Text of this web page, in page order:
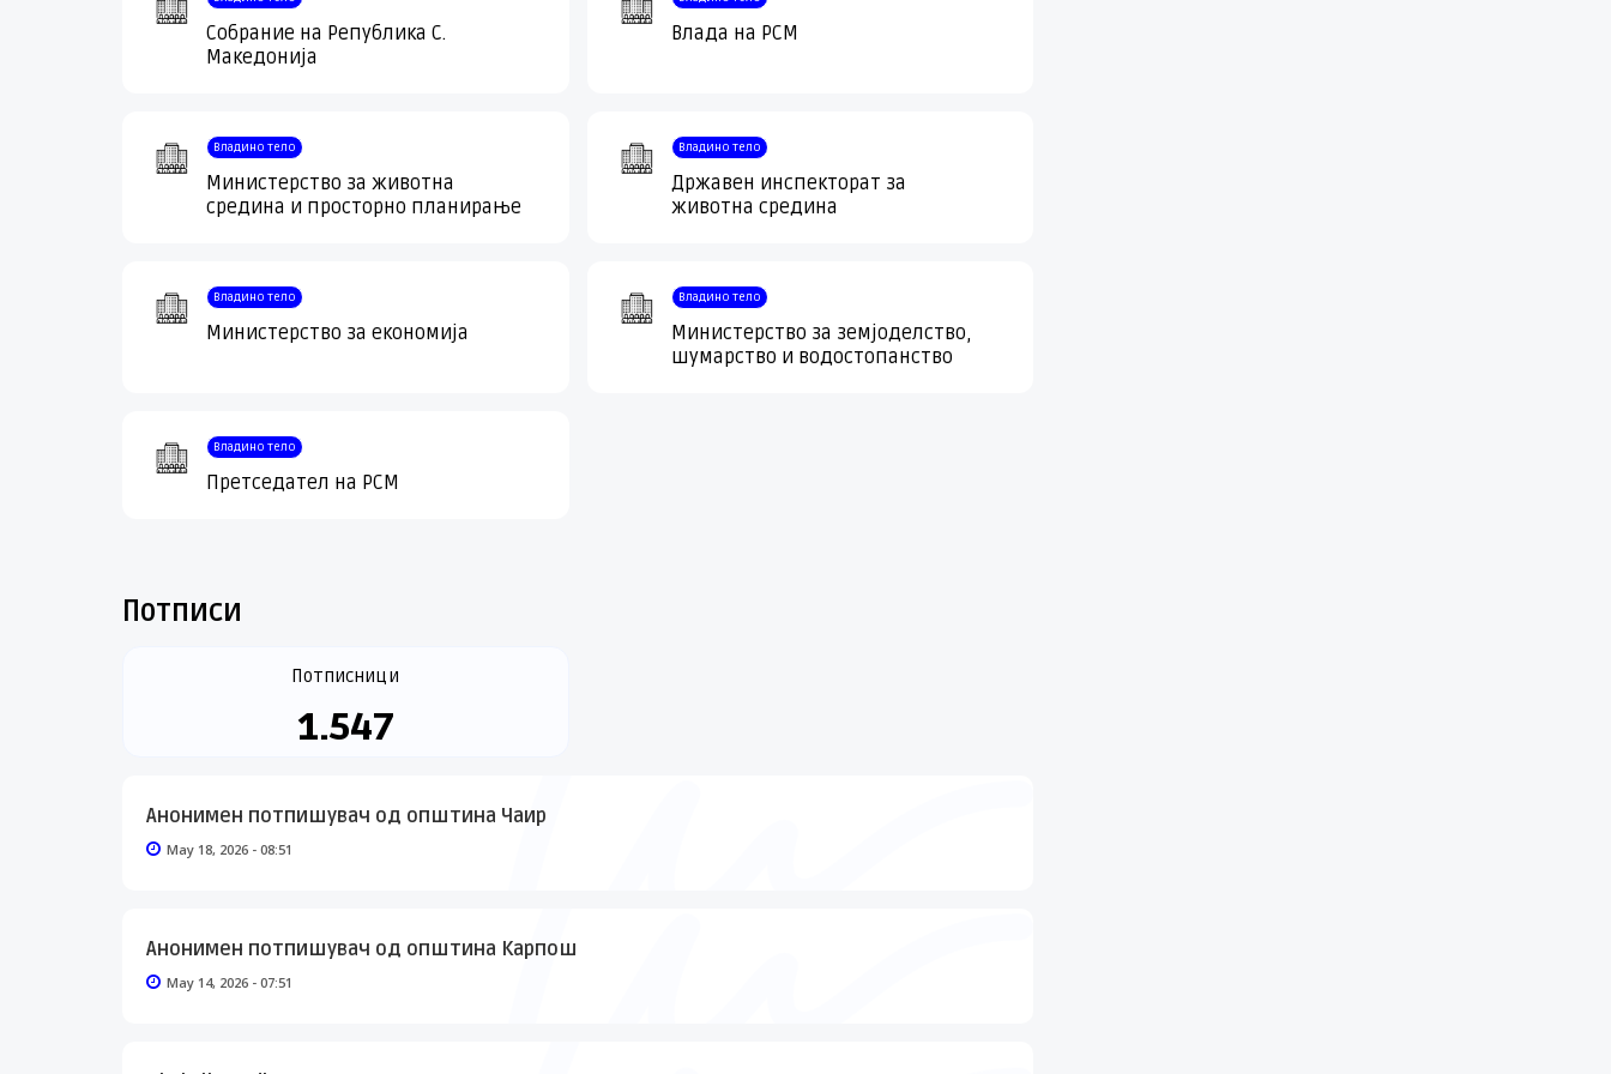
Собрание на Република С.
Македонија
Влада на РСМ
Владино тело
Министерство за животна
средина и просторно планирање
Владино тело
Државен инспекторат за
животна средина
Владино тело
Министерство за економија
Владино тело
Министерство за земјоделство,
шумарство и водостопанство
Владино тело
Претседател на РСМ
Потписи
Потписници
1.547
Анонимен потпишувач од општина Чаир
May 18, 2026 - 08:51
Анонимен потпишувач од општина Карпош
May 14, 2026 - 07:51